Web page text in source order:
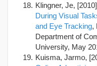
Klingner, Je,
During Visual
and Eye Tracking,
Department of
University, May
Kuisma, Jarmo,